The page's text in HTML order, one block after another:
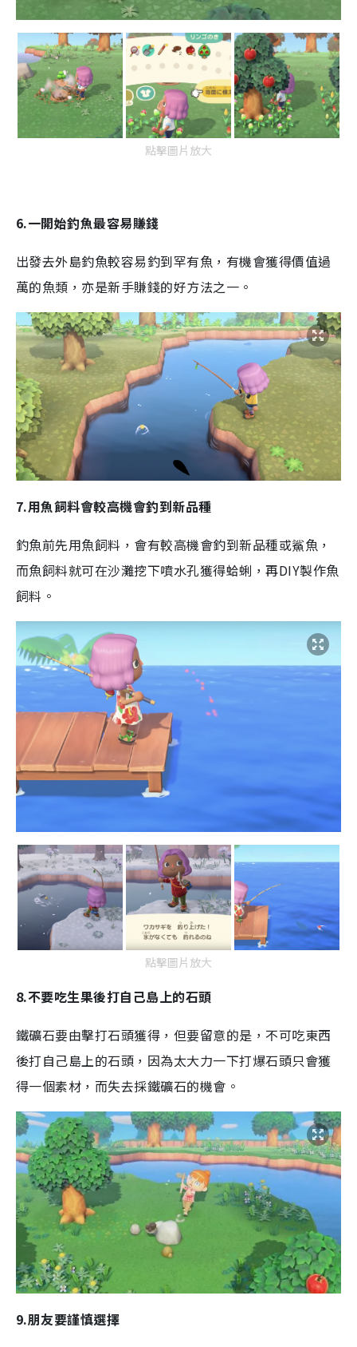
點擊圖片放大
6.一開始釣魚最容易賺錢
出發去外島釣魚較容易釣到罕有魚，有機會獲得價值過
萬的魚類，亦是新手賺錢的好方法之一。
7.用魚飼料會較高機會釣到新品種
釣魚前先用魚飼料，會有較高機會釣到新品種或鯊魚，
而魚飼料就可在沙灘挖下噴水孔獲得蛤蜊，再DIY製作魚
飼料。
點擊圖片放大
8.不要吃生果後打自己島上的石頭
鐵礦石要由擊打石頭獲得，但要留意的是，不可吃東西
後打自己島上的石頭，因為太大力一下打爆石頭只會獲
得一個素材，而失去採鐵礦石的機會。
9.朋友要謹慎選擇